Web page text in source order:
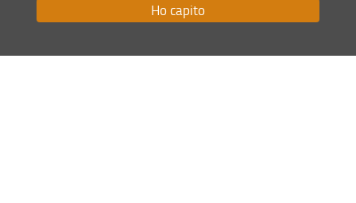
RSS feed
Ho capito